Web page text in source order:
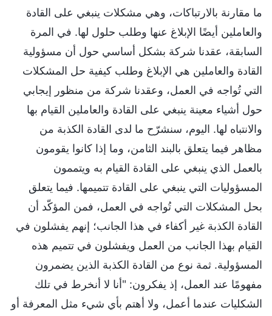
ما مقارنة بالارتباكات، وهي مشكلات ينبغي على القادة
والعاملين أيضًا الإبلاغ عنها وطلب حلول لها. في المرة
السابقة، عقدنا شركة بشكل أساسي حول أن مسؤولية
القادة والعاملين هي الإبلاغ وطلب كيفية حل المشكلات
التي تُواجه في العمل، وعقدنا شركة من منظور إيجابي
حول أشياء معينة ينبغي على القادة والعاملين القيام بها
والانتباه لها. اليوم، سنشرّح ما لدى القادة الكذبة من
مظاهر فيما يتعلق بالبند الثامن، وما إذا كانوا يقومون
بالعمل الذي ينبغي على القادة القيام به ويتممون
المسؤوليات التي ينبغي على القادة تتميمها. فيما يتعلق
بحل المشكلات التي تُواجه في العمل، فمن المؤكّد أن
القادة الكذبة غير أكفاء في هذا الجانب؛ إنهم يفشلون في
القيام بهذا الجانب من العمل ويفشلون في تتميم هذه
المسؤولية. ثمة نوع من القادة الكذبة الذين يضمرون
مفهومًا عند العمل، إذ يفكرون: "أنا لا أنخرط في تلك
الشكليات عندما أعمل، ولا أهتم بأي شيء مثل المعرفة أو